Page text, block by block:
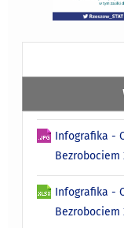
Infografika -
Bezrobociem
Infografika -